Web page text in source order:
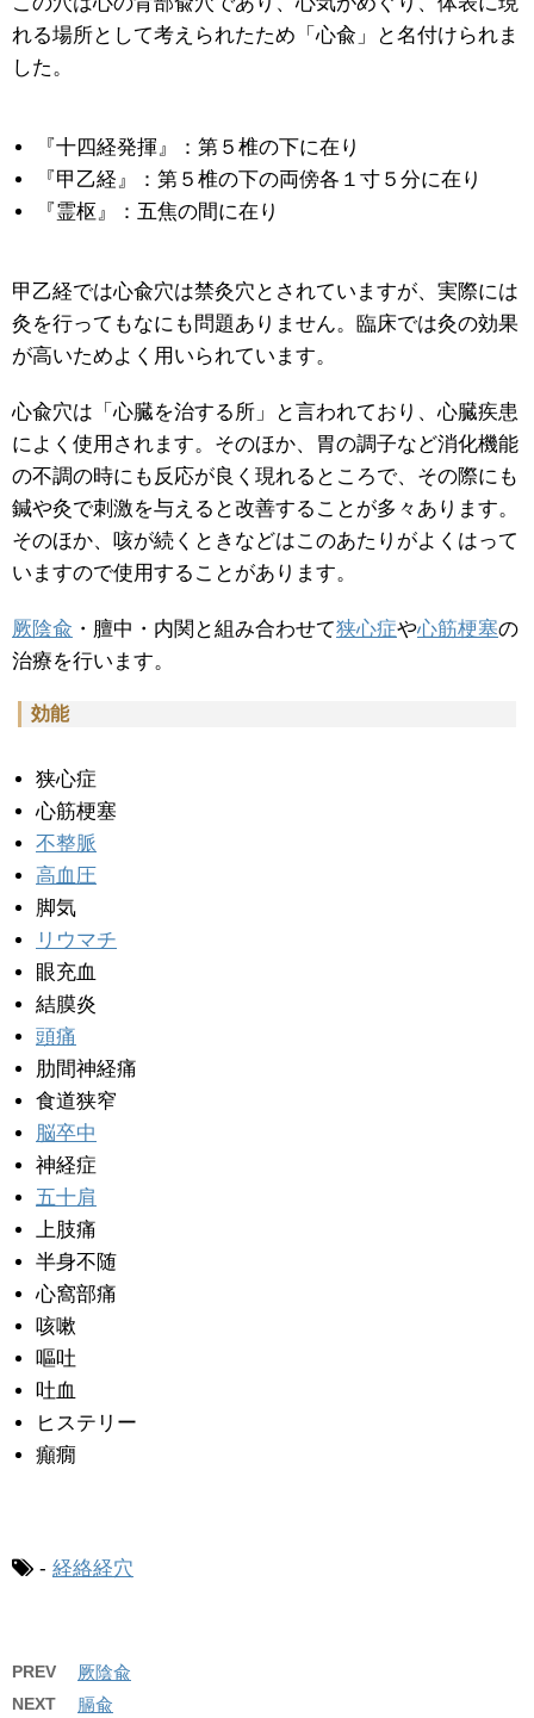
れる場所として考えられたため「心兪」と名付けられま
した。
『十四経発揮』：第５椎の下に在り
『甲乙経』：第５椎の下の両傍各１寸５分に在り
『霊枢』：五焦の間に在り
甲乙経では心兪穴は禁灸穴とされていますが、実際には
灸を行ってもなにも問題ありません。臨床では灸の効果
が高いためよく用いられています。
心兪穴は「心臓を治する所」と言われており、心臓疾患
によく使用されます。そのほか、胃の調子など消化機能
の不調の時にも反応が良く現れるところで、その際にも
鍼や灸で刺激を与えると改善することが多々あります。
そのほか、咳が続くときなどはこのあたりがよくはって
いますので使用することがあります。
厥陰兪 ・膻中・内関と組み合わせて狭心症や心筋梗塞の
治療を行います。
効能
狭心症
心筋梗塞
不整脈
高血圧
脚気
リウマチ
眼充血
結膜炎
頭痛
肋間神経痛
食道狭窄
脳卒中
神経症
五十肩
上肢痛
半身不随
心窩部痛
咳嗽
嘔吐
吐血
ヒステリー
癲癇
- 経絡経穴
PREV 厥陰兪
NEXT 膈兪